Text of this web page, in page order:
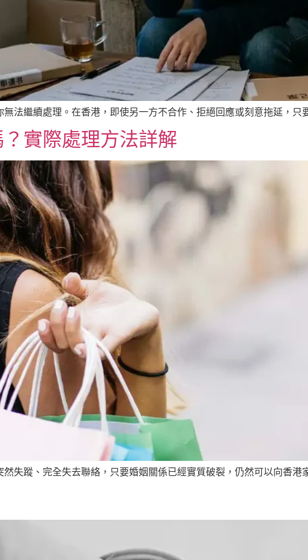
法繼續處理。在香港，即使另一方不合作、拒絕回應或刻意拖延，
實際處理方法詳解
失蹤、完全失去聯絡，只要婚姻關係已經實質破裂，仍然可以向香